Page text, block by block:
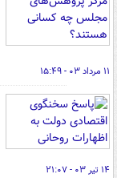
۱۱ مرداد ۰۳ - ۱۵:۴۹
۱۴ تیر ۰۳ - ۲۱:۰۷